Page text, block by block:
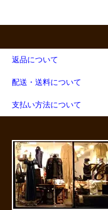
返品について
配送・送料について
支払い方法について